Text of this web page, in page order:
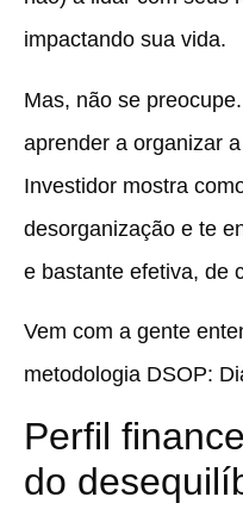
impactando sua vida.
Mas, não se
aprender a organizar
Investidor mostra
desorganização e te
e bastante efetiva, de
Vem com a gente
metodologia DSOP:
Perfil
do